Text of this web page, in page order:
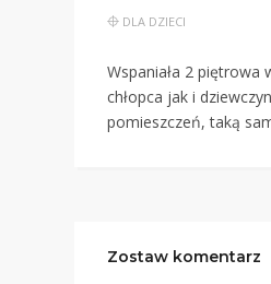
DLA DZIECI
Wspaniała 2 piętrowa
chłopca jak i
pomieszczeń, taką
Zostaw komentarz